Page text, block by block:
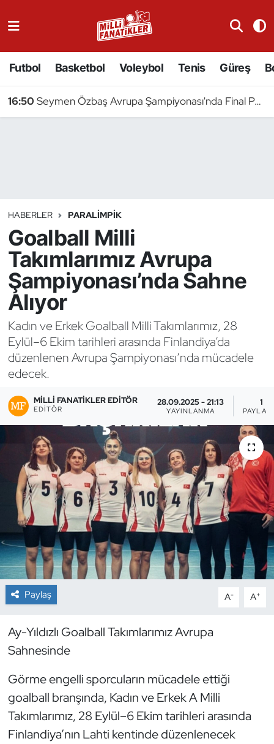
Futbol Basketbol Voleybol Tenis Güreş
16:50 Seymen Özbaş Avrupa Şampiyonası'nda Final Peşinde
HABERLER PARALIMPIK
Goalball Milli
Takımlarımız Avrupa
Şampiyonası’nda Sahne
Alıyor
Kadın ve Erkek Goalball Milli Takımlarımız, 28
Eylül–6 Ekim tarihleri arasında Finlandiya’da
düzenlenen Avrupa Şampiyonası’nda mücadele
edecek.
MILLI FANATIKLER EDITÖR
EDITÖR
28.09.2025 - 21:13
YAYINLANMA
1
Paylaş A- A+
Ay-Yıldızlı Goalball Takımlarımız Avrupa
Sahnesinde
Görme engelli sporcuların mücadele ettiği
goalball branşında, Kadın ve Erkek A Milli
Takımlarımız, 28 Eylül–6 Ekim tarihleri arasında
Finlandiya’nın Lahti kentinde düzenlenecek
Badminton
Binicilik
Bisiklet
Bocce Bowling Dart
Boks
Briç
Çim Hokeyi
Cimnastik
Curling
Dağcılık
Dans Sporları
Dövüş Sanatı
E-Spor
Futbol
Futsal